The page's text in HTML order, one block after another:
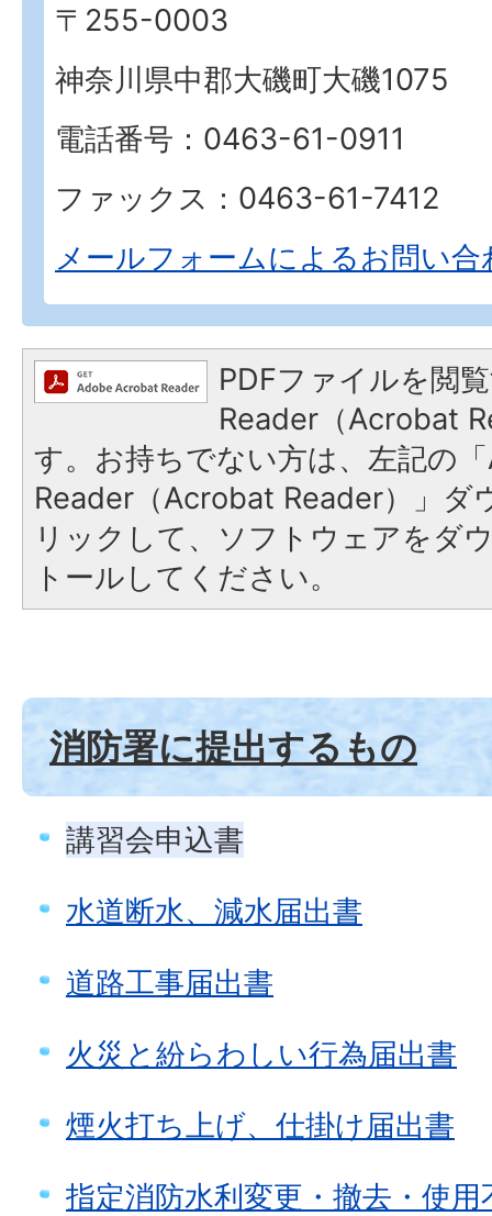
〒255-0003
神奈川県中郡大磯町大磯1075
電話番号：0463-61-0911
ファックス：0463-61-7412
メールフォームによるお問い合
PDFファイルを閲
Reader（Acrobat
す。お持ちでない方は、左記の
Reader（Acrobat Reader）」ダ
リックして、ソフトウェアをダ
トールしてください。
消防署に提出するもの
講習会申込書
水道断水、減水届出書
道路工事届出書
火災と紛らわしい行為届出書
煙火打ち上げ、仕掛け届出書
指定消防水利変更・撤去・使用